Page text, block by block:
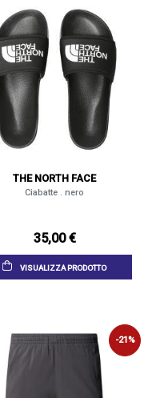
THE NORTH FACE
Ciabatte . nero
35,00 €
VISUALIZZA PRODOTTO
-21%